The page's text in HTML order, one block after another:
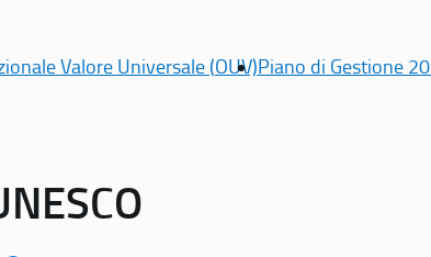
Valore Universale (OUV)Piano di Gestione